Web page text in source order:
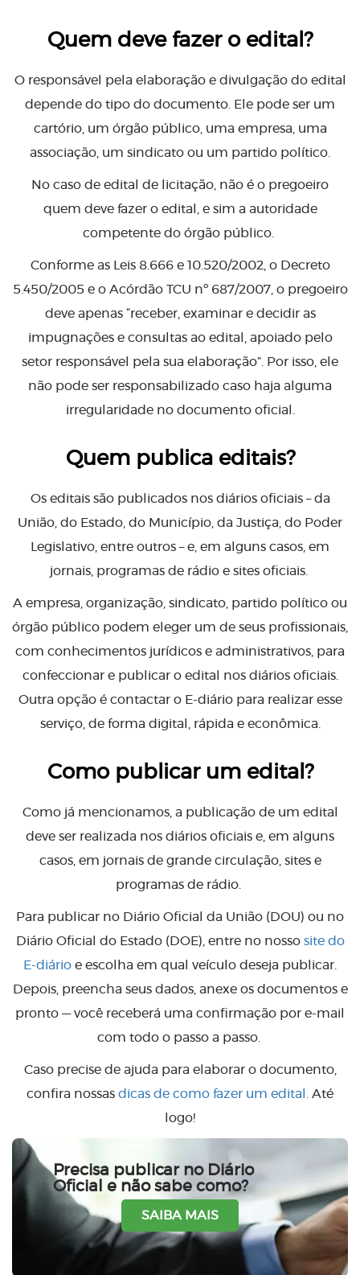
Quem deve fazer o edital?
O responsável pela elaboração e divulgação do edital
depende do tipo do documento. Ele pode ser um
cartório, um órgão público, uma empresa, uma
associação, um sindicato ou um partido político.
No caso de edital de licitação, não é o pregoeiro
quem deve fazer o edital, e sim a autoridade
competente do órgão público.
Conforme as Leis 8.666 e 10.520/2002, o Decreto
5.450/2005 e o Acórdão TCU nº 687/2007, o pregoeiro
deve apenas “receber, examinar e decidir as
impugnações e consultas ao edital, apoiado pelo
setor responsável pela sua elaboração”. Por isso, ele
não pode ser responsabilizado caso haja alguma
irregularidade no documento oficial.
Quem publica editais?
Os editais são publicados nos diários oficiais – da
União, do Estado, do Município, da Justiça, do Poder
Legislativo, entre outros – e, em alguns casos, em
jornais, programas de rádio e sites oficiais.
A empresa, organização, sindicato, partido político ou
órgão público podem eleger um de seus profissionais,
com conhecimentos jurídicos e administrativos, para
confeccionar e publicar o edital nos diários oficiais.
Outra opção é contactar o E-diário para realizar esse
serviço, de forma digital, rápida e econômica.
Como publicar um edital?
Como já mencionamos, a publicação de um edital
deve ser realizada nos diários oficiais e, em alguns
casos, em jornais de grande circulação, sites e
programas de rádio.
Para publicar no Diário Oficial da União (DOU) ou no
Diário Oficial do Estado (DOE), entre no nosso site do
E-diário e escolha em qual veículo deseja publicar.
Depois, preencha seus dados, anexe os documentos e
pronto — você receberá uma confirmação por e-mail
com todo o passo a passo.
Caso precise de ajuda para elaborar o documento,
confira nossas dicas de como fazer um edital. Até
logo!
Precisa publicar no Diário
Oficial e não sabe como?
SAIBA MAIS